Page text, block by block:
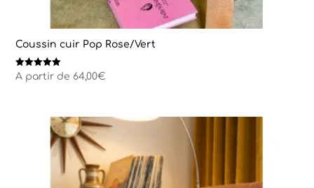
Coussin cuir Pop Rose/Vert
Note
5.00
A partir de 64,00€